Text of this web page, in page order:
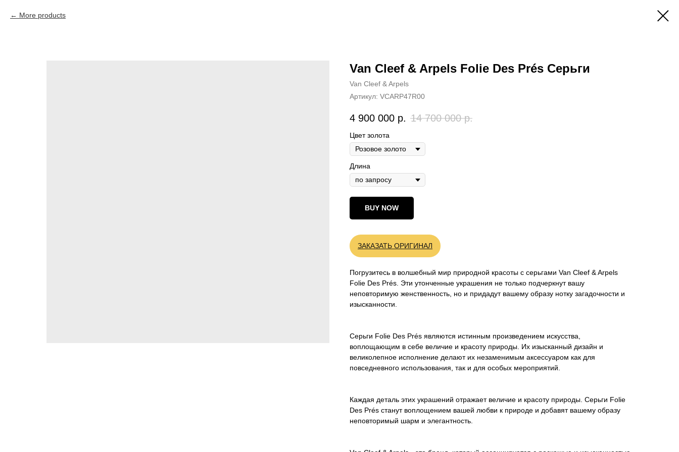
More products
Van Cleef & Arpels Folie Des Prés Серьги
Van Cleef & Arpels
Артикул: VCARP47R00
4 900 000 р. 14 700 000 р.
Цвет золота
Длина
BUY NOW
ЗАКАЗАТЬ ОРИГИНАЛ
Погрузитесь в волшебный мир природной красоты с серьгами Van Cleef & Arpels
Folie Des Prés. Эти утонченные украшения не только подчеркнут вашу
неповторимую женственность, но и придадут вашему образу нотку загадочности и
изысканности.
Серьги Folie Des Prés являются истинным произведением искусства,
воплощающим в себе величие и красоту природы. Их изысканный дизайн и
великолепное исполнение делают их незаменимым аксессуаром как для
повседневного использования, так и для особых мероприятий.
Каждая деталь этих украшений отражает величие и красоту природы. Серьги Folie
Des Prés станут воплощением вашей любви к природе и добавят вашему образу
неповторимый шарм и элегантность.